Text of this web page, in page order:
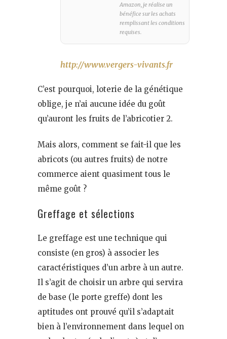
Amazon, je réalise un
bénéfice sur les achats
remplissant les conditions
requises.
http://www.vergers-vivants.fr
C’est pourquoi, loterie de la génétique
oblige, je n’ai aucune idée du goût
qu’auront les fruits de l’abricotier 2.
Mais alors, comment se fait-il que les
abricots (ou autres fruits) de notre
commerce aient quasiment tous le
même goût ?
Greffage et sélections
Le greffage est une technique qui
consiste (en gros) à associer les
caractéristiques d’un arbre à un autre.
Il s’agit de choisir un arbre qui servira
de base (le porte greffe) dont les
aptitudes ont prouvé qu’il s’adaptait
bien à l’environnement dans lequel on